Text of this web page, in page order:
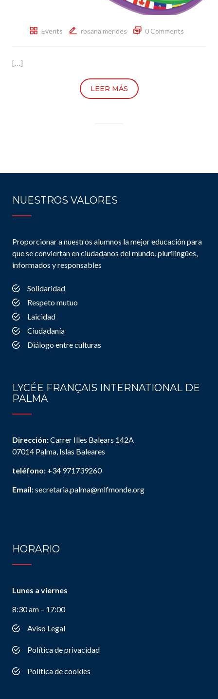
Events rosana.mendes 0 Comments
[…]
LEER MÁS
NUESTROS VALORES
Proporcionar a nuestros alumnos la mejor educación para
que se conviertan en ciudadanos del mundo, plurilingües,
informados y responsables
Solidaridad
Respeto mutuo
Laicidad
Ciudadanía
Diálogo entre culturas
LYCÉE FRANÇAIS INTERNATIONAL DE
PALMA
Dirección:Carrer Illes Balears 142A
07014 Palma, Islas Baleares
teléfono: +34 971739260
Email:secretaria.palma@mlfmonde.org
HORARIO
Lunes a viernes
8:30 am – 17:00
Aviso Legal
Política de privacidad
Política de cookies